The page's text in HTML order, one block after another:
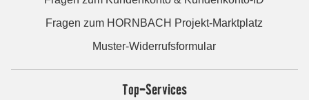
Fragen zum HORNBACH Projekt-Marktplatz
Muster-Widerrufsformular
Top-Services